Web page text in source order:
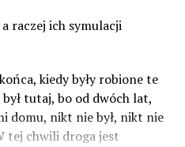
a raczej ich symulacji
kiedy były robione te
tutaj, bo od dwóch lat,
domu, nikt nie był, nikt nie
tej chwili droga jest